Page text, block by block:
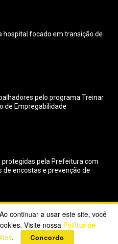
hospital focado em transição de
pelo programa Treinar
de Empregabilidade
pela Prefeitura com
encostas e prevenção de
Todos os direitos reservados |
porPoppy Sites.
continuar a usar este site, você
Visite nossa Política de
. Concordo